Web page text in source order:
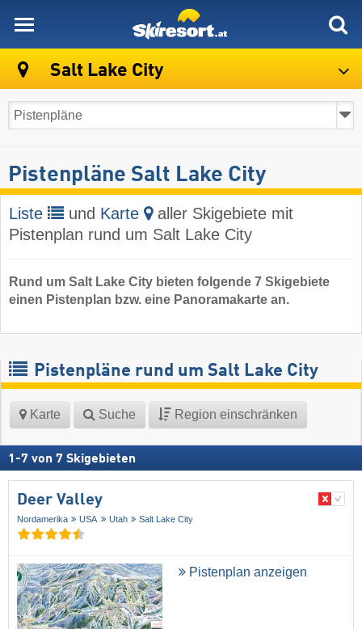
Salt Lake City
Pistenpläne Salt Lake City
Liste und Karte
aller Skigebiete mit
Pistenplan rund um Salt Lake City
Rund um Salt Lake City bieten folgende 7 Skigebiete
einen Pistenplan bzw. eine Panoramakarte an.
Pistenpläne rund um Salt Lake City
Karte Suche Region einschränken
1 -7 von 7 Skigebieten
Deer Valley
Nordamerika USA Utah Salt Lake City
Pistenplan anzeigen